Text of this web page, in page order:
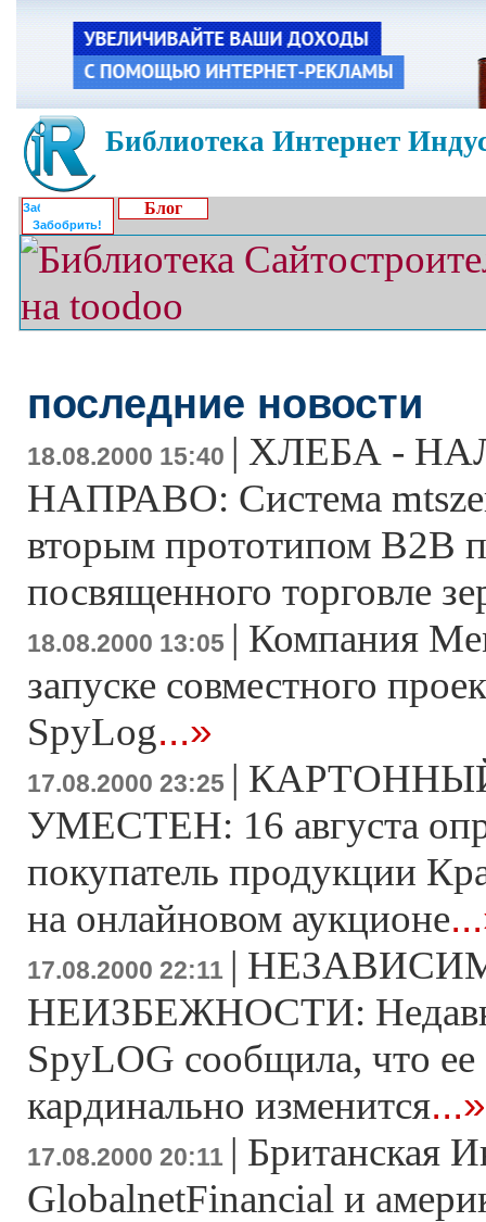
Библиотека Интернет
Забобрить!
Блог
последние новости
18.08.2000 15:40 | ХЛЕБА -
НАПРАВО: Система
вторым прототипом В2В
посвященного торговле
18.08.2000 13:05 | Компания
запуске совместного
SpyLog...»
17.08.2000 23:25 |
УМЕСТЕН: 16 августа
покупатель продукции
на онлайновом аукционе
17.08.2000 22:11 |
НЕИЗБЕЖНОСТИ:
SpyLOG сообщила, что ее
кардинально изменится...»
17.08.2000 20:11 | Британская
GlobalnetFinancial и